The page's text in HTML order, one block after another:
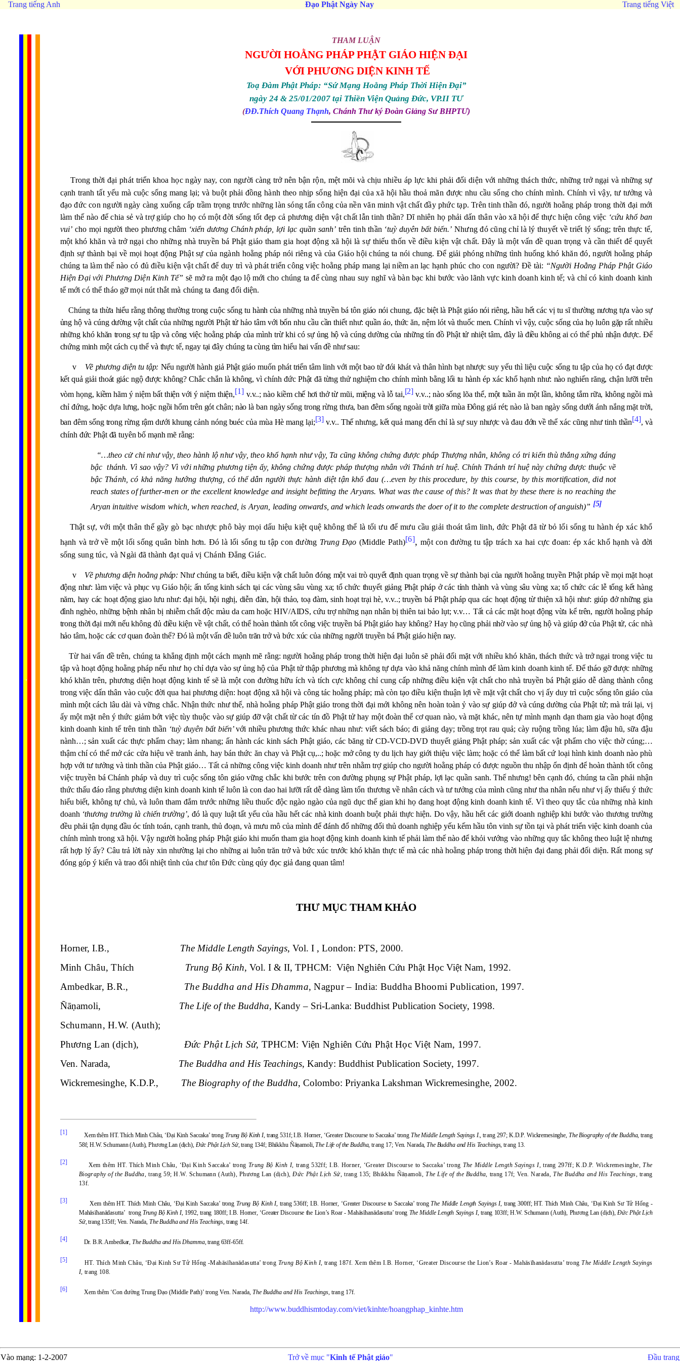
Trang tiếng Anh Đạo Phật Ngày Nay Trang tiếng Việt
.
THAM LUẬN
NGƯỜI HOẰNG PHÁP PHẬT GIÁO HIỆN ĐẠI
VỚI PHƯƠNG DIỆN KINH TẾ
Toạ Đàm Phật Pháp: “Sứ Mạng Hoằng Pháp Thời Hiện Đại”
ngày 24 & 25/01/2007 tại Thiền Viện Quảng Đức, VP.II TƯ
(ĐĐ.Thích Quang Thạnh, Chánh Thư ký Đoàn Giảng Sư BHPTƯ)
Trong thời đại phát triển khoa học ngày nay, con người càng trở nên bận rộn, mệt mõi và chịu nhiều áp lực khi phải đối diện với những thách thức, những trở ngại và những sự
cạnh tranh tất yếu mà cuộc sống mang lại; và buột phải đồng hành theo nhịp sống hiện đại của xã hội hầu thoả mãn được nhu cầu sống cho chính mình. Chính vì vậy, tư tưởng và
đạo đức con người ngày càng xuống cấp trầm trọng trước những làn sóng tấn công của nền văn minh vật chất đầy phức tạp. Trên tinh thần đó, người hoằng pháp trong thời đại mới
làm thế nào để chia sẻ và trợ giúp cho họ có một đời sống tốt đẹp cả phương diện vật chất lẫn tinh thần? Dĩ nhiên họ phải dấn thân vào xã hội để thực hiện công việc ‘cứu khổ ban
vui’ cho mọi người theo phương châm ‘xiển dương Chánh pháp, lợi lạc quần sanh’ trên tinh thần ‘tuỳ duyên bất biến.’ Nhưng đó cũng chỉ là lý thuyết về triết lý sống; trên thực tế,
một khó khăn và trở ngại cho những nhà truyền bá Phật giáo tham gia hoạt động xã hội là sự thiếu thốn về điều kiện vật chất. Đây là một vấn đề quan trọng và cần thiết để quyết
định sự thành bại về mọi hoạt động Phật sự của ngành hoằng pháp nói riêng và của Giáo hội chúng ta nói chung. Để giải phóng những tình huống khó khăn đó, người hoằng pháp
chúng ta làm thế nào có đủ điều kiện vật chất để duy trì và phát triển công việc hoằng pháp mang lại niềm an lạc hạnh phúc cho con người? Đề tài: “Người Hoằng Pháp Phật Giáo
Hiện Đại với Phương Diện Kinh Tế” sẽ mở ra một đạo lộ mới cho chúng ta để cùng nhau suy nghĩ và bàn bạc khi bước vào lãnh vực kinh doanh kinh tế; và chỉ có kinh doanh kinh
tế mới có thể tháo gỡ mọi nút thắt mà chúng ta đang đối diện.
Chúng ta thừa hiểu rằng thông thường trong cuộc sống tu hành của những nhà truyền bá tôn giáo nói chung, đặc biệt là Phật giáo nói riêng, hầu hết các vị tu sĩ thường nương tựa vào sự
ủng hộ và cúng dường vật chất của những người Phật tử hảo tâm với bốn nhu cầu cần thiết như: quần áo, thức ăn, nệm lót và thuốc men. Chính vì vậy, cuộc sống của họ luôn gặp rất nhiều
những khó khăn trong sự tu tập và công việc hoằng pháp của mình trừ khi có sự ủng hộ và cúng dường của những tín đồ Phật tử nhiệt tâm, đây là điều không ai có thể phủ nhận được. Để
chứng minh một cách cụ thể và thực tế, ngay tại đây chúng ta cùng tìm hiểu hai vấn đề như sau:
v Về phương diện tu tập: Nếu người hành giả Phật giáo muốn phát triển tâm linh với một bao tử đói khát và thân hình bạt nhược suy yếu thì liệu cuộc sống tu tập của họ có đạt được
kết quả giải thoát giác ngộ được không? Chắc chắn là không, vì chính đức Phật đã từng thử nghiệm cho chính mình bằng lối tu hành ép xác khổ hạnh như: nào nghiến răng, chận lưỡi trên
vòm họng, kiềm hãm ý niệm bất thiện với ý niệm thiện,[1] v.v..; nào kiềm chế hơi thở từ mũi, miệng và lỗ tai,[2] v.v..; nào sống lõa thể, một tuần ăn một lần, không tắm rữa, không ngồi mà
chỉ đứng, hoặc dựa lưng, hoặc ngồi hổm trên gót chân; nào là ban ngày sống trong rừng thưa, ban đêm sống ngoài trời giữa mùa Đông giá rét; nào là ban ngày sống dưới ánh nắng mặt trời,
ban đêm sống trong rừng rậm dưới khung cảnh nóng buéc của mùa Hè mang lại;[3] v.v.. Thế nhưng, kết quả mang đến chỉ là sự suy nhược và đau đớn về thể xác cũng như tinh thần[4], và
chính đức Phật đã tuyên bố mạnh mẽ rằng:
“…theo cử chỉ như vậy, theo hành lộ như vậy, theo khổ hạnh như vậy, Ta cũng không chứng được pháp Thượng nhân, không có tri kiến thù thắng xứng đáng
bậc thánh. Vì sao vậy? Vì với những phương tiện ấy, không chứng được pháp thượng nhân với Thánh trí huệ. Chính Thánh trí huệ này chứng được thuộc về
bậc Thánh, có khả năng hướng thượng, có thể dẫn người thực hành diệt tận khổ đau (…even by this procedure, by this course, by this mortification, did not
reach states of further-men or the excellent knowledge and insight befitting the Aryans. What was the cause of this? It was that by these there is no reaching the
Aryan intuitive wisdom which, when reached, is Aryan, leading onwards, and which leads onwards the doer of it to the complete destruction of anguish)” [5]
Thật sự, với một thân thể gầy gò bạc nhược phô bày mọi dấu hiệu kiệt quệ không thể là tối ưu để mưu cầu giải thoát tâm linh, đức Phật đã từ bỏ lối sống tu hành ép xác khổ
hạnh và trở về một lối sống quân bình hơn. Đó là lối sống tu tập con đường Trung Đạo (Middle Path)[6],một con đường tu tập trách xa hai cực đoan: ép xác khổ hạnh và đời
sống sung túc, và Ngài đã thành đạt quả vị Chánh Đẳng Giác.
v Về phương diện hoằng pháp: Như chúng ta biết, điều kiện vật chất luôn đóng một vai trò quyết định quan trọng về sự thành bại của người hoằng truyền Phật pháp về mọi mặt hoạt
động như: làm việc và phục vụ Giáo hội; ấn tống kinh sách tại các vùng sâu vùng xa; tổ chức thuyết giảng Phật pháp ở các tỉnh thành và vùng sâu vùng xa; tổ chức các lễ tổng kết hàng
năm, hay các hoạt động giao lưu như: đại hội, hội nghị, diễn đàn, hội thảo, toạ đàm, sinh hoạt trại hè, v.v..; truyền bá Phật pháp qua các hoạt động từ thiện xã hội như: giúp đở những gia
đình nghèo, những bệnh nhân bị nhiễm chất độc màu da cam hoặc HIV/AIDS, cứu trợ những nạn nhân bị thiên tai bảo lụt; v.v… Tất cả các mặt hoạt động vừa kể trên, người hoằng pháp
trong thời đại mới nếu không đủ điều kiện về vật chất, có thể hoàn thành tốt công việc truyền bá Phật giáo hay không? Hay họ cũng phải nhờ vào sự ủng hộ và giúp đở của Phật tử, các nhà
hảo tâm, hoặc các cơ quan đoàn thể? Đó là một vấn đề luôn trăn trở và bức xúc của những người truyền bá Phật giáo hiện nay.
Từ hai vấn đề trên, chúng ta khẳng định một cách mạnh mẽ rằng: người hoằng pháp trong thời hiện đại luôn sẽ phải đối mặt với nhiều khó khăn, thách thức và trở ngại trong việc tu
tập và hoạt động hoằng pháp nếu như họ chỉ dựa vào sự ủng hộ của Phật tử thập phương mà không tự dựa vào khả năng chính mình để làm kinh doanh kinh tế. Để tháo gỡ được những
khó khăn trên, phương diện hoạt động kinh tế sẽ là một con đường hữu ích và tích cực không chỉ cung cấp những điều kiện vật chất cho nhà truyền bá Phật giáo dễ dàng thành công
trong việc dấn thân vào cuộc đời qua hai phương diện: hoạt động xã hội và công tác hoằng pháp; mà còn tạo điều kiện thuận lợi về mặt vật chất cho vị ấy duy trì cuộc sống tôn giáo của
mình một cách lâu dài và vững chắc. Nhận thức như thế, nhà hoằng pháp Phật giáo trong thời đại mới không nên hoàn toàn ỷ vào sự giúp đở và cúng dường của Phật tử; mà trái lại, vị
ấy một mặt nên ý thức giảm bớt việc tùy thuộc vào sự giúp đỡ vật chất từ các tín đồ Phật tử hay một đoàn thể cơ quan nào, và mặt khác, nên tự mình mạnh dạn tham gia vào hoạt động
kinh doanh kinh tế trên tinh thần ‘tuỳ duyên bất biến’với nhiều phương thức khác nhau như: viết sách báo; đi giảng dạy; trồng trọt rau quả; cày ruộng trồng lúa; làm đậu hũ, sữa đậu
nành…; sản xuất các thực phẩm chay; làm nhang; ấn hành các kinh sách Phật giáo, các băng từ CD-VCD-DVD thuyết giảng Phật pháp; sản xuất các vật phẩm cho việc thờ cúng;…
thậm chí có thể mở các cửa hiệu vẽ tranh ảnh, hay bán thức ăn chay và Phật cụ,..; hoặc mở công ty du lịch hay giới thiệu việc làm; hoặc có thể làm bất cứ loại hình kinh doanh nào phù
hợp với tư tưởng và tinh thần của Phật giáo… Tất cả những công việc kinh doanh như trên nhằm trợ giúp cho người hoằng pháp có được nguồn thu nhập ổn định để hoàn thành tốt công
việc truyền bá Chánh pháp và duy trì cuộc sống tôn giáo vững chắc khi bước trên con đường phụng sự Phật pháp, lợi lạc quần sanh. Thế nhưng! bên cạnh đó, chúng ta cần phải nhận
thức thấu đáo rằng phương diện kinh doanh kinh tế luôn là con dao hai lưỡi rất dễ dàng làm tổn thương về nhân cách và tư tưởng của mình cũng như tha nhân nếu như vị ấy thiếu ý thức
hiểu biết, không tự chủ, và luôn tham đắm trước những liều thuốc độc ngào ngào của ngũ dục thế gian khi họ đang hoạt động kinh doanh kinh tế. Vì theo quy tắc của những nhà kinh
doanh ‘thương trường là chiến trường’, đó là quy luật tất yếu của hầu hết các nhà kinh doanh buột phải thực hiện. Do vậy, hầu hết các giới doanh nghiệp khi bước vào thương trường
đều phải tận dụng đầu óc tính toán, cạnh tranh, thủ đoạn, và mưu mô của mình để đánh đổ những đối thủ doanh nghiệp yếu kếm hầu tôn vinh sự tồn tại và phát triển việc kinh doanh của
chính mình trong xã hội. Vậy người hoằng pháp Phật giáo khi muốn tham gia hoạt động kinh doanh kinh tế phải làm thế nào để khỏi vướng vào những quy tắc không theo luật lệ nhưng
rất hợp lý ấy? Câu trả lời này xin nhường lại cho những ai luôn trăn trở và bức xúc trước khó khăn thực tế mà các nhà hoằng pháp trong thời hiện đại đang phải đối diện. Rất mong sự
đóng góp ý kiến và trao đổi nhiệt tình của chư tôn Đức cùng qúy đọc giả đang quan tâm!
THƯ MỤC THAM KHẢO
Horner, I.B., The Middle Length Sayings, Vol. I , London: PTS, 2000.
Minh Châu, Thích Trung Bộ Kinh, Vol. I & II, TPHCM: Viện Nghiên Cứu Phật Học Việt Nam, 1992.
Ambedkar, B.R., The Buddha and His Dhamma, Nagpur – India: Buddha Bhoomi Publication, 1997.
Ñāṇamoli, The Life of the Buddha, Kandy – Sri-Lanka: Buddhist Publication Society, 1998.
Schumann, H.W. (Auth);
Phương Lan (dịch), Đức Phật Lịch Sử, TPHCM: Viện Nghiên Cứu Phật Học Việt Nam, 1997.
Ven. Narada, The Buddha and His Teachings, Kandy: Buddhist Publication Society, 1997.
Wickremesinghe, K.D.P., The Biography of the Buddha, Colombo: Priyanka Lakshman Wickremesinghe, 2002.
[1] Xem thêm HT. Thích Minh Châu, ‘Đại Kinh Saccaka’ trong Trung Bộ Kinh I, trang 531f; I.B. Horner, ‘Greater Discourse to Saccaka’ trong The Middle Length Sayings I.,trang 297; K.D.P. Wickremesinghe, The Biography of the Buddha, trang
58f; H.W. Schumann (Auth), Phương Lan (dịch), Đức Phật Lịch Sử, trang 134f; Bhikkhu Ñāṇamoli,The Life of the Buddha,trang 17; Ven. Narada,The Buddha and His Teachings,trang 13.
[2] Xem thêm HT. Thích Minh Châu, ‘Đại Kinh Saccaka’ trong Trung Bộ Kinh I, trang 532ff; I.B. Horner, ‘Greater Discourse to Saccaka’ trong The Middle Length Sayings I,trang 297ff; K.D.P. Wickremesinghe,The
Biography of the Buddha, trang 59; H.W. Schumann (Auth), Phương Lan (dịch),Đức Phật Lịch Sử, trang 135; Bhikkhu Ñāṇamoli,The Life of the Buddha, trang 17f; Ven. Narada,The Buddha and His Teachings,trang
13f.
[3] Xem thêm HT. Thích Minh Châu, ‘Đại Kinh Saccaka’ trong Trung Bộ Kinh I, trang 536ff; I.B. Horner, ‘Greater Discourse to Saccaka’ trongThe Middle Length Sayings I, trang 300ff; HT. Thích Minh Châu, ‘Đại Kinh Sư Tử Hống -
Mahāsīhanādasutta’ trong Trung Bộ Kinh I, 1992, trang 180ff; I.B. Horner, ‘Greater Discourse the Lion’s Roar - Mahāsīhanādasutta’ trong The Middle Length Sayings I, trang 103ff; H.W. Schumann (Auth), Phương Lan (dịch),Đức Phật Lịch
Sử, trang 135ff; Ven. Narada, The Buddha and His Teachings, trang 14f.
[4] Dr. B.R. Ambedkar, The Buddha and His Dhamma, trang 63ff-65ff.
[5] HT. Thích Minh Châu, ‘Đại Kinh Sư Tử Hống -Mahāsīhanādasutta’ trong Trung Bộ Kinh I, trang 187f. Xem thêm I.B. Horner, ‘Greater Discourse the Lion’s Roar - Mahāsīhanādasutta’ trongThe Middle Length Sayings
I,trang 108.
[6] Xem thêm ‘Con đường Trung Đạo (Middle Path)’ trong Ven. Narada, The Buddha and His Teachings, trang17f.
http://www.buddhismtoday.com/viet/kinhte/hoangphap_kinhte.htm
Vào mạng: 1-2-2007 Trở về mục "Kinh tế Phật giáo" Đầu trang